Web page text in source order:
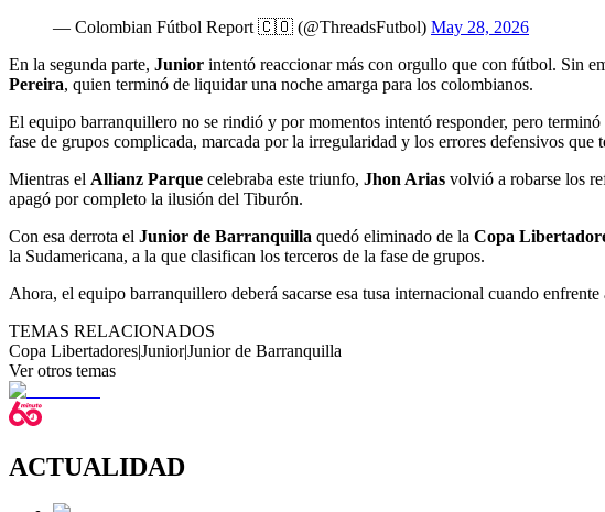
— Colombian Fútbol Report 🇨🇴 (@ThreadsFutbol) May 28, 2026
En la segunda parte, Junior intentó reaccionar más con orgullo que con fútbol. Sin
Pereira, quien terminó de liquidar una noche amarga para los colombianos.
El equipo barranquillero no se rindió y por momentos intentó responder, pero
fase de grupos complicada, marcada por la irregularidad y los errores defensivos que
Mientras el Allianz Parque celebraba este triunfo, Jhon Arias volvió a robarse los
apagó por completo la ilusión del Tiburón.
Con esa derrota el Junior de Barranquilla quedó eliminado de la Copa
la Sudamericana, a la que clasifican los terceros de la fase de grupos.
Ahora, el equipo barranquillero deberá sacarse esa tusa internacional cuando
TEMAS RELACIONADOS
Copa Libertadores|Junior|Junior de Barranquilla
Ver otros temas
ACTUALIDAD